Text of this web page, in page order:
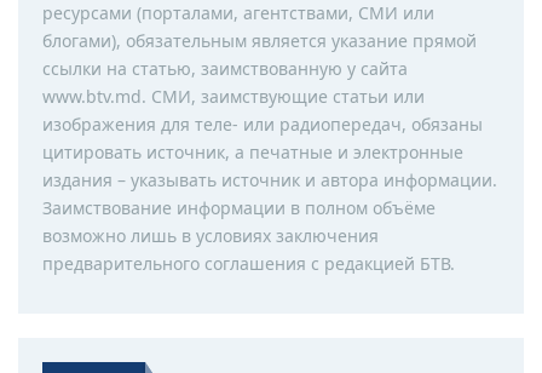
ресурсами (порталами, агентствами, СМИ или
блогами), обязательным является указание прямой
ссылки на статью, заимствованную у сайта
www.btv.md. СМИ, заимствующие статьи или
изображения для теле- или радиопередач, обязаны
цитировать источник, а печатные и электронные
издания – указывать источник и автора информации.
Заимствование информации в полном объёме
возможно лишь в условиях заключения
предварительного соглашения с редакцией БТВ.